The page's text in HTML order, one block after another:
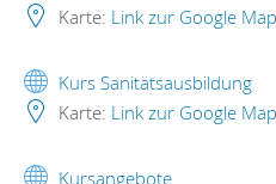
Karte: Link zur Google
Kurs Sanitätsausbildung
Karte: Link zur Google
Kursangebote